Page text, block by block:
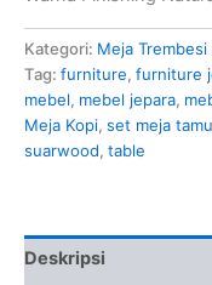
Kategori: Meja Trembesi
Tag: furniture, furniture
mebel, mebel jepara,
Meja Kopi, set meja tamu
suarwood, table
Deskripsi